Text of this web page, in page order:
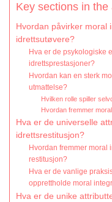
Key sections in the
Hvordan påvirker moral
idrettsutøvere?
Hva er de psykologiske
idrettsprestasjoner?
Hvordan kan en sterk
utmattelse?
Hvilken rolle spiller
Hvordan fremmer
Hva er de universelle
idrettsrestitusjon?
Hvordan fremmer moral
restitusjon?
Hva er de vanlige
opprettholde moral
Hva er de unike